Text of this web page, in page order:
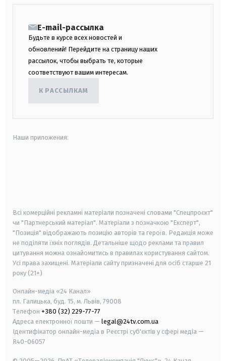
E-mail-рассылка
Будьте в курсе всех новостей и
обновлений! Перейдите на страницу наших
рассылок, чтобы выбрать те, которые
соответствуют вашим интересам.
К РАССЫЛКАМ
Наши приложения:
Всі комерційні рекламні матеріали позначені словами "Спецпроєкт"
чи "Партнерський матеріал". Матеріали з позначкою "Експерт",
"Позиція" відображають позицію авторів та героїв. Редакція може
не поділяти їхніх поглядів. Детальніше щодо реклами та правил
цитування можна ознайомитись в правилах користування сайтом.
Усі права захищені. Матеріали сайту призначені для осіб старше 21
року (21+)
Онлайн-медіа «24 Канал»
пл. Галицька, буд. 15, м. Львів, 79008
Телефон +380 (32) 229-77-77
Адреса електронної пошти — legal@24tv.com.ua
Ідентифікатор онлайн-медіа в Реєстрі суб'єктів у сфері медіа —
R40-06057